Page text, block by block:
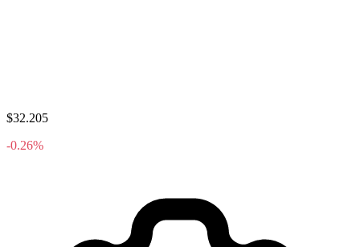
$32.205
-0.26%